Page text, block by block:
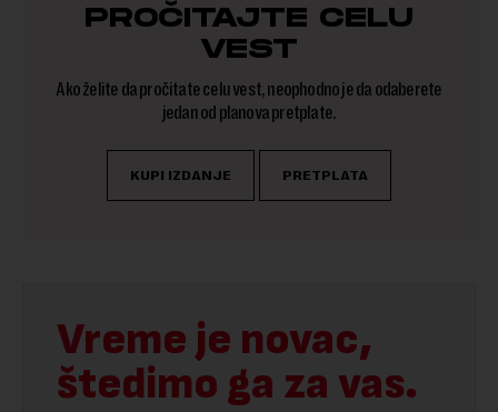
PROČITAJTE CELU
VEST
Ako želite da pročitate celu vest, neophodno je da odaberete
jedan od planova pretplate.
KUPI IZDANJE PRETPLATA
Vreme je novac,
štedimo ga za vas.